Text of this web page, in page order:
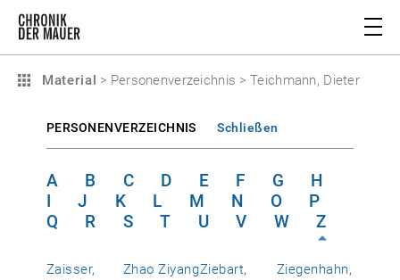
Material > Personenverzeichnis > Teichmann, Dieter
PERSONENVERZEICHNIS Schließen
A B C D E F G
H
I
J K L M N O
P
Q
R S T U V W Z
Zaisser,
Zhao ZiyangZiebart,
Ziegenhahn,